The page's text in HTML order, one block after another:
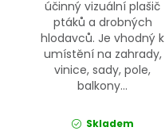
účinný vizuální plašič
ptáků a drobných
hlodavců. Je vhodný k
umístění na zahrady,
vinice, sady, pole,
balkony...
Skladem